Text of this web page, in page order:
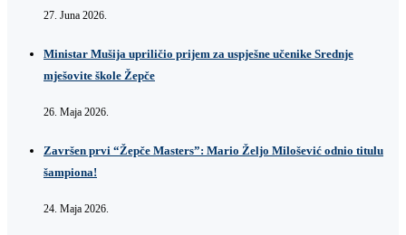
27. Juna 2026.
Ministar Mušija upriličio prijem za uspješne učenike Srednje
mješovite škole Žepče
26. Maja 2026.
Završen prvi “Žepče Masters”: Mario Željo Milošević odnio titulu
šampiona!
24. Maja 2026.